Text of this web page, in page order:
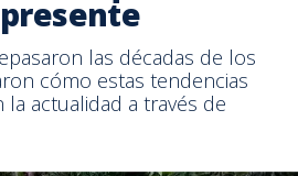
las décadas de los
cómo estas tendencias
actualidad a través de